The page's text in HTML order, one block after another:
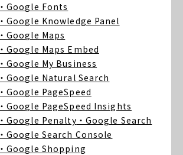
・Google Fonts
・Google Knowledge Panel
・Google Maps
・Google Maps Embed
・Google My Business
・Google Natural Search
・Google PageSpeed
・Google PageSpeed Insights
・Google Penalty ・Google Search
・Google Search Console
・Google Shopping